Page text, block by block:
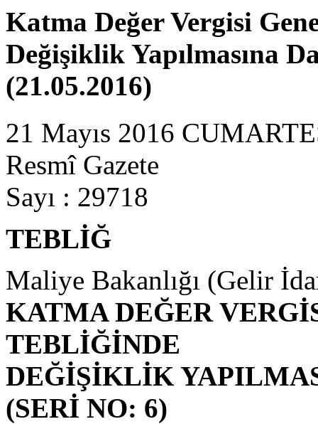
Katma Değer Vergisi
Değişiklik Yapılmasına
(21.05.2016)
21 Mayıs 2016
Resmî Gazete
Sayı : 29718
TEBLİĞ
Maliye Bakanlığı (Gelir
KATMA DEĞER
TEBLİĞİNDE
DEĞİŞİKLİK
(SERİ NO: 6)